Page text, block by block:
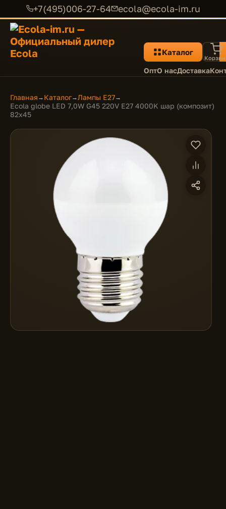
+7(495)006-27-64 ecola@ecola-im.ru
Каталог
ОптО насДоставка
Главная → Каталог→Лампы E27→
Ecola globe LED 7,0W G45 220V E27 4000K шар (композит)
82x45